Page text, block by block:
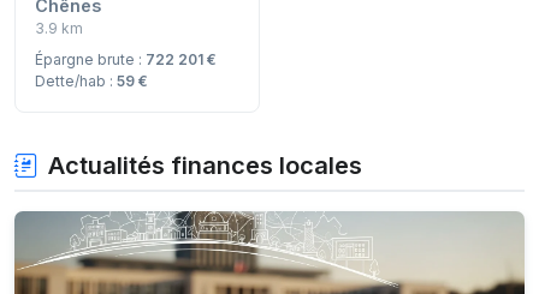
Chênes
3.9 km
Épargne brute : 722 201 €
Dette/hab : 59 €
Actualités finances locales